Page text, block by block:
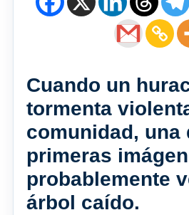
Cuando un
tormenta
comunidad, una
primeras
probablemente
árbol caído.